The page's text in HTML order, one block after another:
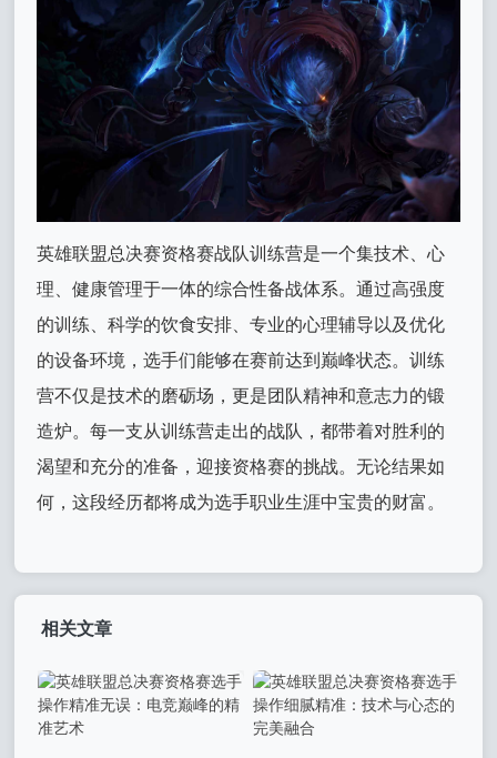
英雄联盟总决赛资格赛战队训练营是一个集技术、心
理、健康管理于一体的综合性备战体系。通过高强度
的训练、科学的饮食安排、专业的心理辅导以及优化
的设备环境，选手们能够在赛前达到巅峰状态。训练
营不仅是技术的磨砺场，更是团队精神和意志力的锻
造炉。每一支从训练营走出的战队，都带着对胜利的
渴望和充分的准备，迎接资格赛的挑战。无论结果如
何，这段经历都将成为选手职业生涯中宝贵的财富。
相关文章